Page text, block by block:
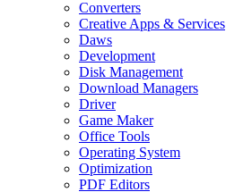
Converters
Creative Apps & Services
Daws
Development
Disk Management
Download Managers
Driver
Game Maker
Office Tools
Operating System
Optimization
PDF Editors